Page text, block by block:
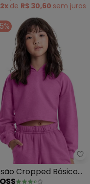
2x de R$ 30,60 sem juros
Cropped Ribana
Cropped Básico